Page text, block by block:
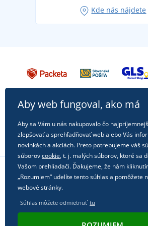
Kde nás nájdete
Sledujte nás na sociálnych
Aby web fungoval, ako má
Aby sa Vám u nás nakupovalo čo
zlepšovať a sprehľadňovať web alebo Vás
novinkách a akciách. Preto potrebujeme váš
súborovcookie, t. j. malých súborov, ktoré sa
Vašom prehliadači. Ďakujeme, že nám
„Rozumiem“ udelíte tento súhlas a pomôžete
webové stránky.
Súhlas môžete odmietnuť tu